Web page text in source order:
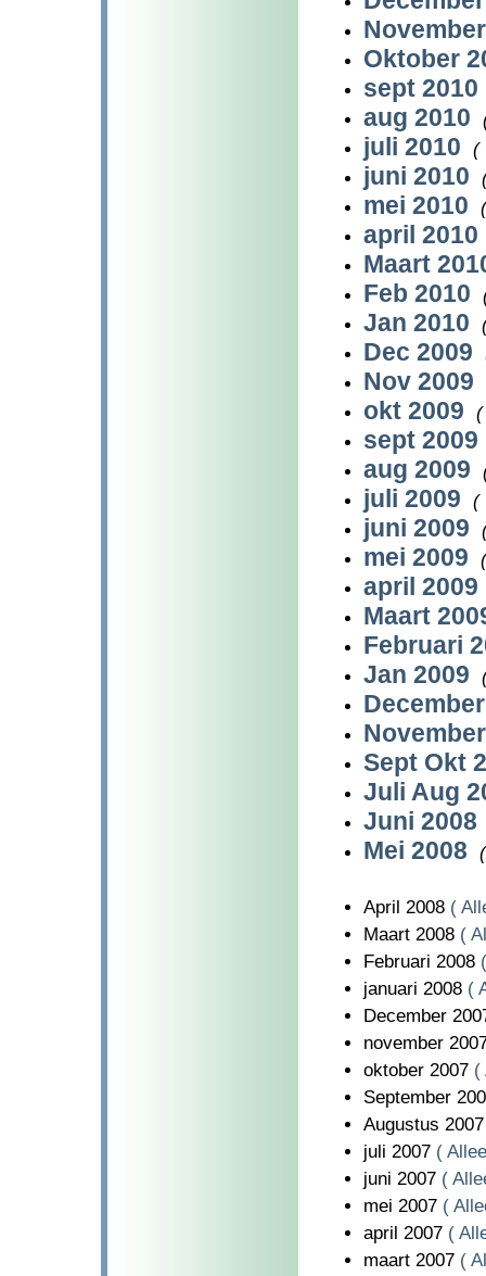
Oktober
sept 2010
aug 2010
juli 2010 (
juni 2010
mei 2010
april 2010
Maart
Feb 2010
Jan 2010
Dec 2009
Nov 2009
okt 2009
(
sept 2009
aug 2009
juli 2009 (
juni 2009
mei 2009
april 2009
Maart
Februari
Jan 2009
Sept Okt
Juli Aug
Juni 2008
Mei 2008
April 2008 (
Maart 2008 (
Februari 2008
januari 2008 (
December
november
oktober 2007 (
September
Augustus
juli 2007 (
juni 2007 (
mei 2007 (
april 2007 (
maart 2007 (